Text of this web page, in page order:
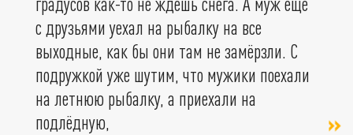
с друзьями уехал на рыбалку на все
выходные, как бы они там не замёрзли. С
подружкой уже шутим, что мужики поехали
на летнюю рыбалку, а приехали на
подлёдную,